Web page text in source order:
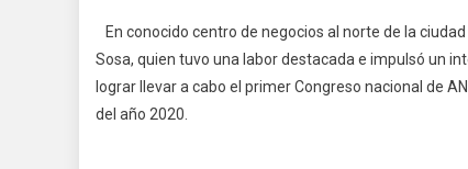
En conocido centro de negocios al norte de la
Sosa, quien tuvo una labor destacada e impulsó un
lograr llevar a cabo el primer Congreso nacional de
del año 2020.